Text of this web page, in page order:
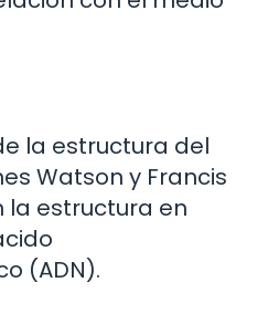
la estructura del
Watson y Francis
la estructura en
(ADN).